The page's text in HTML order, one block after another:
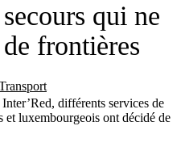
qui ne
frontières
différents services de
et luxembourgeois ont décidé de